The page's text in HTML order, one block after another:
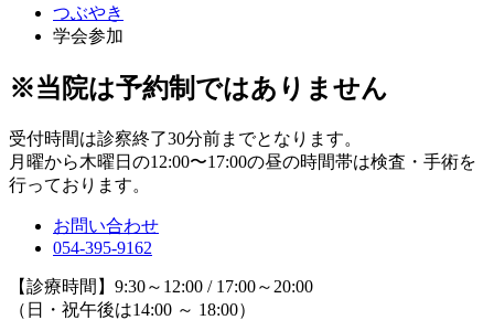
つぶやき
学会参加
※当院は予約制ではありません
受付時間は診察終了30分前までとなります。
月曜から木曜日の12:00〜17:00の昼の時間帯は検査・手術を
行っております。
お問い合わせ
054-395-9162
【診療時間】9:30～12:00 / 17:00～20:00
（日・祝午後は14:00 ～ 18:00）